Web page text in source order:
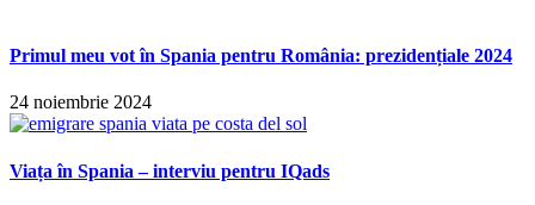
Primul meu vot în Spania pentru România: prezidențiale 2024
24 noiembrie 2024
Viața în Spania – interviu pentru IQads